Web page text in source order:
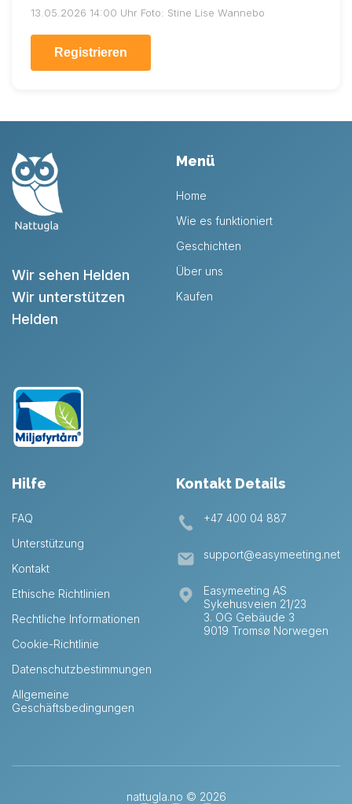
13.05.2026 14:00 Uhr Foto: Stine Lise Wannebo
Registrieren
Wir sehen Helden
Wir unterstützen
Helden
Menü
Home
Wie es funktioniert
Geschichten
Über uns
Kaufen
Hilfe
FAQ
Unterstützung
Kontakt
Ethische Richtlinien
Rechtliche Informationen
Cookie-Richtlinie
Datenschutzbestimmungen
Allgemeine
Geschäftsbedingungen
Kontakt Details
+47 400 04 887
support@easymeeting.net
Easymeeting AS
Sykehusveien 21/23
3. OG Gebäude 3
9019 Tromsø Norwegen
nattugla.no © 2026